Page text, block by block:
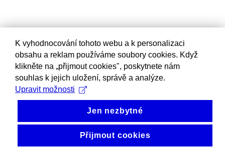
K vyhodnocování tohoto webu a k personalizaci
obsahu a reklam používáme soubory cookies. Když
klikněte na „přijmout cookies", poskytnete nám
souhlas k jejich uložení, správě a analýze.
Upravit možnosti
Jen nezbytné
Přijmout cookies